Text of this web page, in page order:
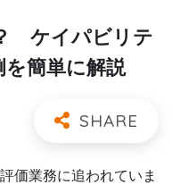
ケイパビリテ
を簡単に解説
価業務に追われていま